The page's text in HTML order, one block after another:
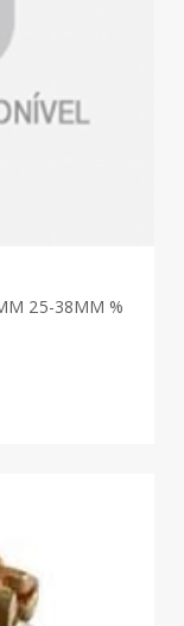
25-38MM %